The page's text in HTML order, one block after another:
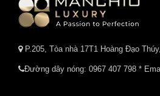
P.205, Tòa nhà 17T1 Hoàng Đạo
Đường dây nóng: 0967 407 798 *